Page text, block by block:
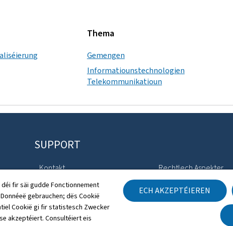
fir säi gudde Fonctionnement
gebrauchen; dës Cookië
Cookië gi fir statistesch Zwecker
akzeptéiert. Consultéiert eis
ECH AKZEPTÉIEREN
Thema
Gemengen
Informatiounstechnologien
Telekommunikatioun
SUPPORT
Kontakt
Sitemap
Iwwert dës Websäit
Rechtlech Aspekter
Accessibilitéitserklärung
Gestioun vu Cookien